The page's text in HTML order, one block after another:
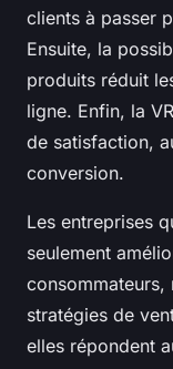
clients à passer
Ensuite, la
produits réduit
ligne. Enfin, la
de satisfaction,
conversion.
Les entreprises
seulement
consommateurs,
stratégies de
elles répondent